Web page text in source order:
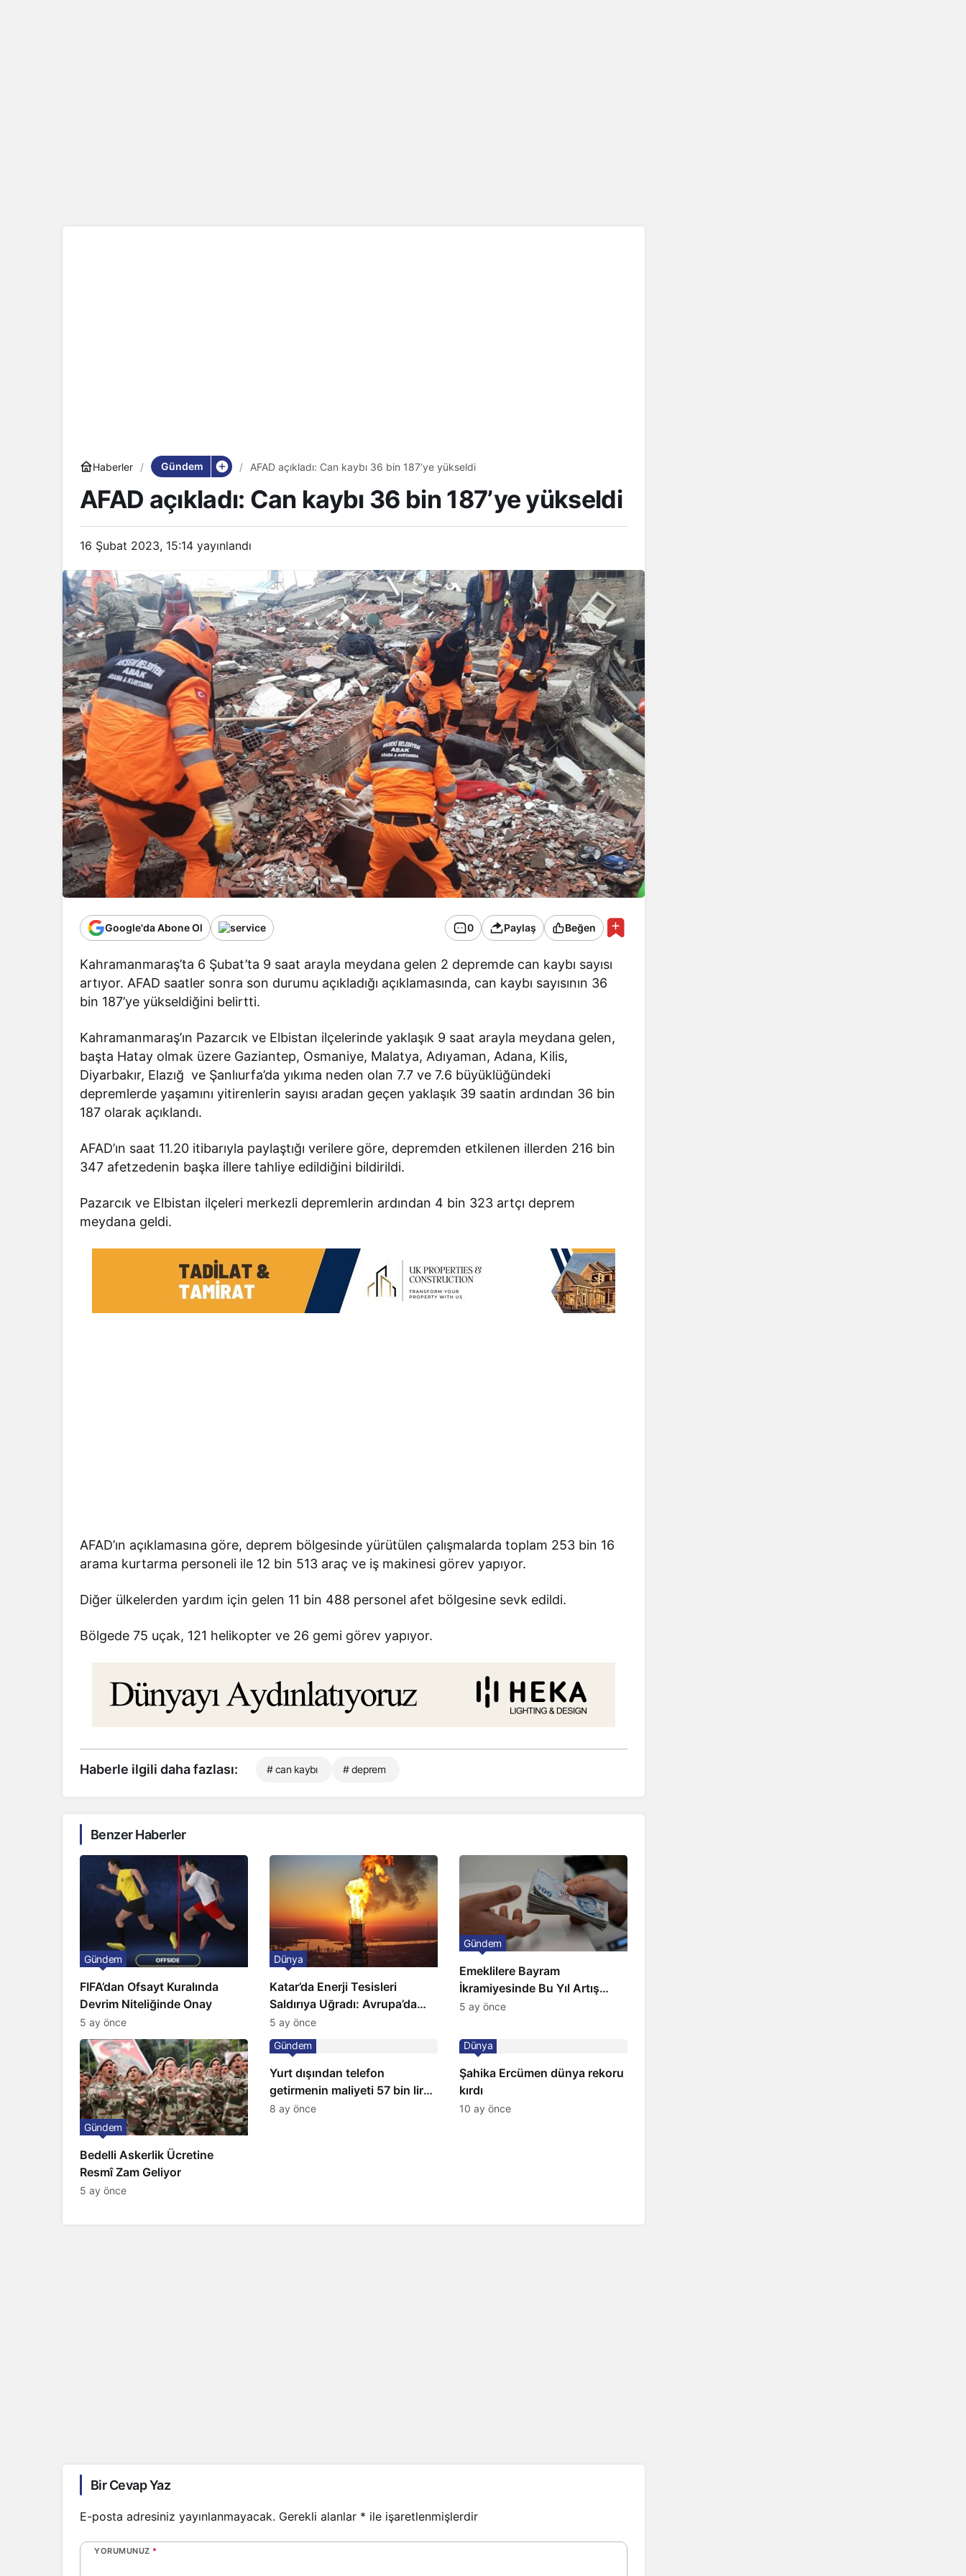
Haberler Gündem AFAD açıkladı: Can kaybı 36 bin 187’ye yükseldi
AFAD açıkladı: Can kaybı 36 bin 187’ye yükseldi
16 Şubat 2023, 15:14 yayınlandı
Google'da Abone Ol 0 Paylaş Beğen
Kahramanmaraş’ta 6 Şubat’ta 9 saat arayla meydana gelen 2 depremde can kaybı sayısı
artıyor. AFAD saatler sonra son durumu açıkladığı açıklamasında, can kaybı sayısının 36
bin 187’ye yükseldiğini belirtti.
Kahramanmaraş’ın Pazarcık ve Elbistan ilçelerinde yaklaşık 9 saat arayla meydana gelen,
başta Hatay olmak üzere Gaziantep, Osmaniye, Malatya, Adıyaman, Adana, Kilis,
Diyarbakır, Elazığ ve Şanlıurfa’da yıkıma neden olan 7.7 ve 7.6 büyüklüğündeki
depremlerde yaşamını yitirenlerin sayısı aradan geçen yaklaşık 39 saatin ardından 36 bin
187 olarak açıklandı.
AFAD’ın saat 11.20 itibarıyla paylaştığı verilere göre, depremden etkilenen illerden 216 bin
347 afetzedenin başka illere tahliye edildiğini bildirildi.
Pazarcık ve Elbistan ilçeleri merkezli depremlerin ardından 4 bin 323 artçı deprem
meydana geldi.
AFAD’ın açıklamasına göre, deprem bölgesinde yürütülen çalışmalarda toplam 253 bin 16
arama kurtarma personeli ile 12 bin 513 araç ve iş makinesi görev yapıyor.
Diğer ülkelerden yardım için gelen 11 bin 488 personel afet bölgesine sevk edildi.
Bölgede 75 uçak, 121 helikopter ve 26 gemi görev yapıyor.
Haberle ilgili daha fazlası: # can kaybı # deprem
Benzer Haberler
FIFA’dan Ofsayt Kuralında
Devrim Niteliğinde Onay
Gündem
5 ay önce
Katar’da Enerji Tesisleri
Saldırıya Uğradı: Avrupa’da
Doğalgaz Fiyatlarında Sert
Artış
Dünya
5 ay önce
Emeklilere Bayram
İkramiyesinde Bu Yıl Artış
Gelmeyecek
Gündem
5 ay önce
Bedelli Askerlik Ücretine
Resmî Zam Geliyor
Gündem
5 ay önce
Yurt dışından telefon
getirmenin maliyeti 57 bin lira
oldu
Gündem
8 ay önce
Şahika Ercümen dünya rekoru
kırdı
Dünya
10 ay önce
Bir Cevap Yaz
E-posta adresiniz yayınlanmayacak. Gerekli alanlar * ile işaretlenmişlerdir
YORUMUNUZ *